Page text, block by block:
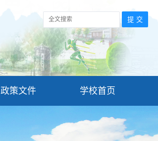
政策文件 学校首页